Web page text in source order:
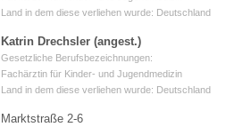
Impfsicherheit
Häufige Fragen
Notdienste
Empfehlungen zum
Hörlexikon
Land in dem diese verliehen wurde: Deutschland
Katrin Drechsler (angest.)
Gesetzliche Berufsbezeichnungen:
Fachärztin für Kinder- und Jugendmedizin
Land in dem diese verliehen wurde: Deutschland
Marktstraße 2-6